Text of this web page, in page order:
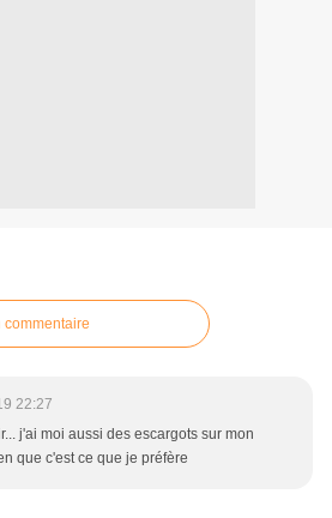
commentaire
22:27
j'ai moi aussi des escargots sur mon
que c'est ce que je préfère